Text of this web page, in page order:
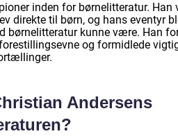
inden for børnelitteratur. Han
direkte til børn, og hans eventyr
børnelitteratur kunne være. Han
og formidlede
Andersens